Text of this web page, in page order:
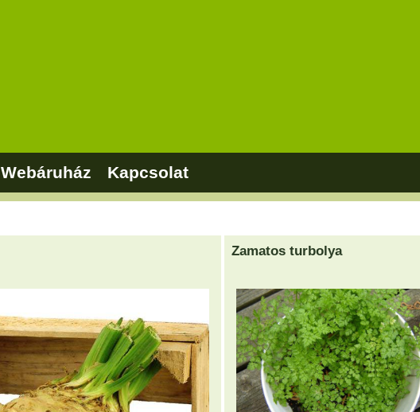
Webáruház Kapcsolat
Zamatos turbolya